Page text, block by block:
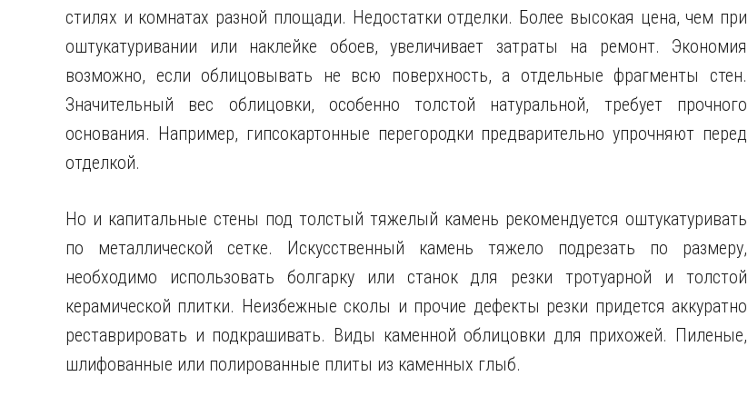
стилях и комнатах разной площади. Недостатки отделки. Более высокая цена, чем при
оштукатуривании или наклейке обоев, увеличивает затраты на ремонт. Экономия
возможно, если облицовывать не всю поверхность, а отдельные фрагменты стен.
Значительный вес облицовки, особенно толстой натуральной, требует прочного
основания. Например, гипсокартонные перегородки предварительно упрочняют перед
отделкой.
Но и капитальные стены под толстый тяжелый камень рекомендуется оштукатуривать
по металлической сетке. Искусственный камень тяжело подрезать по размеру,
необходимо использовать болгарку или станок для резки тротуарной и толстой
керамической плитки. Неизбежные сколы и прочие дефекты резки придется аккуратно
реставрировать и подкрашивать. Виды каменной облицовки для прихожей. Пиленые,
шлифованные или полированные плиты из каменных глыб.